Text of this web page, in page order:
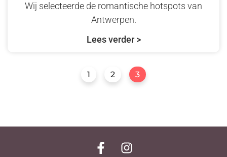
Wij selecteerde de romantische hotspots van
Antwerpen.
Lees verder >
1 2 3